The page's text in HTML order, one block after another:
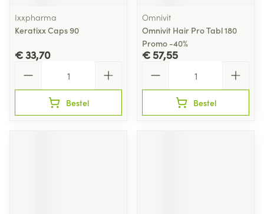
Ixxpharma
Keratixx Caps 90
€ 33,70
Bestel
Omnivit
Omnivit Hair Pro Tabl 180
Promo -40%
€ 57,55
Bestel